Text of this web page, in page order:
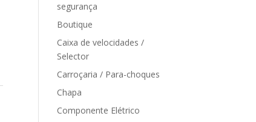
segurança
Boutique
Caixa de velocidades /
Selector
Carroçaria / Para-choques
Chapa
Componente Elétrico